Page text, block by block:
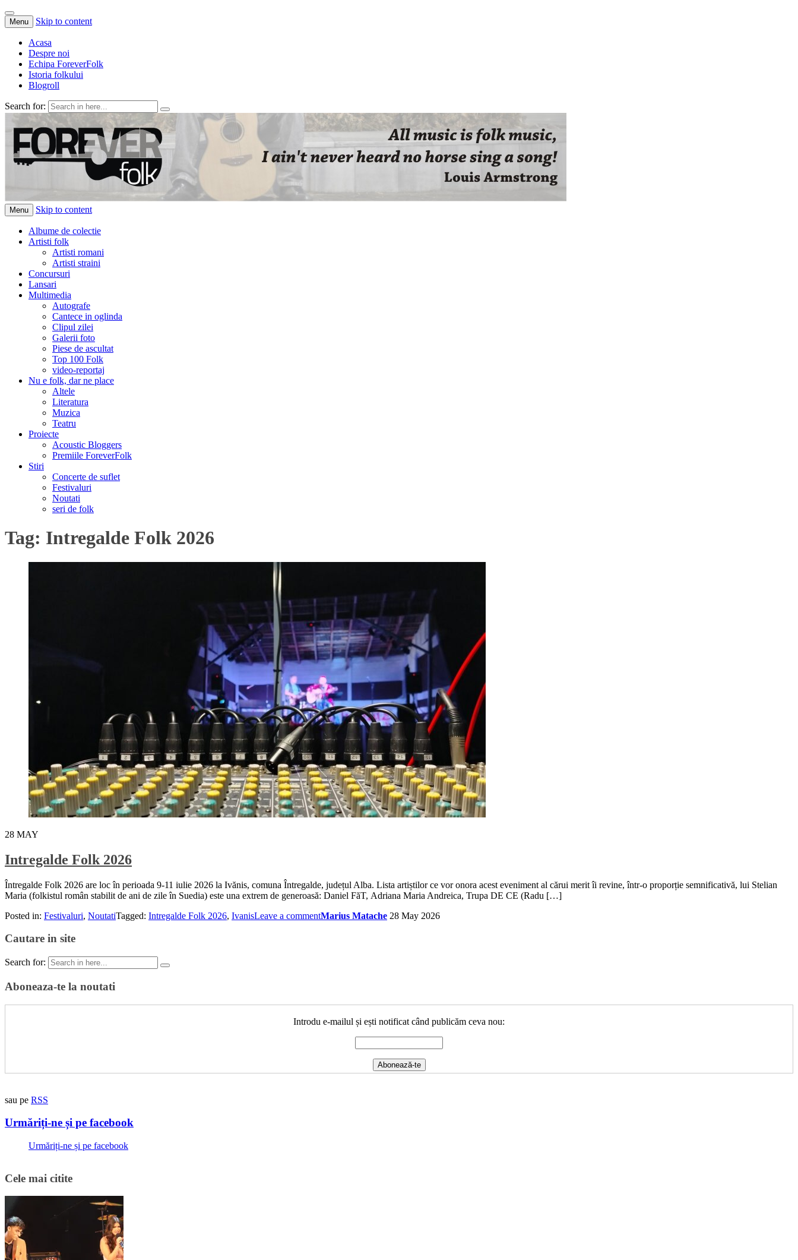
Menu Skip to content
Acasa
Despre noi
Echipa ForeverFolk
Istoria folkului
Blogroll
Search for:
ForeverFolk
Muzica sufletului tau
Menu Skip to content
Albume de colectie
Artisti folk
Artisti romani
Artisti straini
Concursuri
Lansari
Multimedia
Autografe
Cantece in oglinda
Clipul zilei
Galerii foto
Piese de ascultat
Top 100 Folk
video-reportaj
Nu e folk, dar ne place
Altele
Literatura
Muzica
Teatru
Proiecte
Acoustic Bloggers
Premiile ForeverFolk
Stiri
Concerte de suflet
Festivaluri
Noutati
seri de folk
Tag: Intregalde Folk 2026
28 MAY
Intregalde Folk 2026
Întregalde Folk 2026 are loc în perioada 9-11 iulie 2026 la Ivănis, comuna Întregalde, județul Alba. Lista artiștilor ce vor onora acest eveniment al cărui merit îi revine, într-o proporție semnificativă, lui Stelian
Maria (folkistul român stabilit de ani de zile în Suedia) este una extrem de generoasă: Daniel FăT, Adriana Maria Andreica, Trupa DE CE (Radu […]
Posted in: Festivaluri, NoutatiTagged: Intregalde Folk 2026, IvanisLeave a commentMarius Matache 28 May 2026
Cautare in site
Search for:
Aboneaza-te la noutati
Introdu e-mailul și ești notificat când publicăm ceva nou:
sau pe RSS
Urmăriți-ne și pe facebook
Urmăriți-ne și pe facebook
Cele mai citite